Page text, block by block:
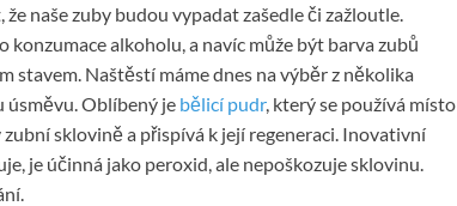
naše zuby budou vypadat zašedle či zažloutle.
alkoholu, a navíc může být barva zubů
stavem. Naštěstí máme dnes na výběr z několika
úsměvu. Oblíbený je bělicí pudr, který se používá místo
sklovině a přispívá k její regeneraci. Inovativní
je účinná jako peroxid, ale nepoškozuje sklovinu.